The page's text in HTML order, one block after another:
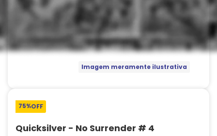
Imagem meramente ilustrativa
75%OFF
Quicksilver - No Surrender # 4